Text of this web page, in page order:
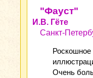
"Фауст"
И.В. Гёте
Санкт-
Очень